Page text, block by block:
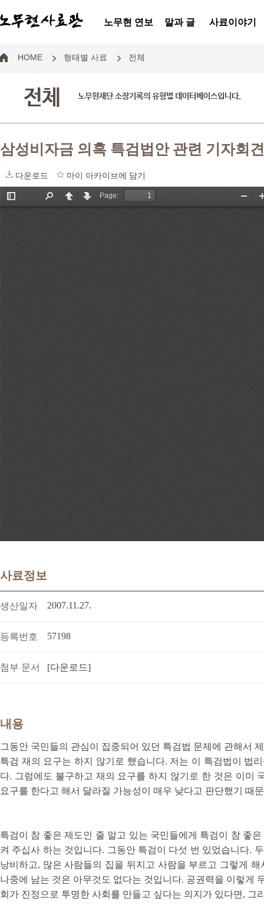
노무현 연보 말과 글 사료이야기
HOME 형태별 사료 전체
전체 노무현재단 소장기록의 유형별 데이터베이스입니다.
삼성비자금 의혹 특검법안 관련 기자회
다운로드 마이 아카이브에 담기
사료정보
생산일자 2007.11.27.
등록번호 57198
첨부 문서 [다운로드]
내용
그동안 국민들의 관심이 집중되어 있던 특검법 문제에 관해서
특검 재의 요구는 하지 않기로 했습니다. 저는 이 특검법이 법
다. 그럼에도 불구하고 재의 요구를 하지 않기로 한 것은 이미
요구를 한다고 해서 달라질 가능성이 매우 낮다고 판단했기 때
특검이 참 좋은 제도인 줄 알고 있는 국민들에게 특검이 참 좋
켜 주십사 하는 것입니다. 그동안 특검이 다섯 번 있었습니다.
낭비하고, 많은 사람들의 집을 뒤지고 사람을 부르고 그렇게
나중에 남는 것은 아무것도 없다는 것입니다. 공권력을 이렇게
회가 진정으로 투명한 사회를 만들고 싶다는 의지가 있다면,